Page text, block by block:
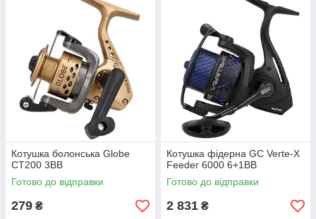
Котушка болонська Globe
CT200 3BB
Готово до відправки
279 ₴
Котушка фідерна GC Verte-X
Feeder 6000 6+1BB
Готово до відправки
2 831 ₴